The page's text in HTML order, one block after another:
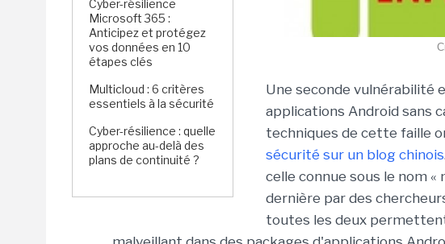
Cyber-résilience
Microsoft 365 :
Anticipez et protégez
vos données en 10
étapes clés
Multicloud : 6 critères
essentiels à la sécurité
Cyber-résilience : quelle
approche au-delà des
plans de continuité ?
Une seconde vulnérabilité
applications Android sans
techniques de cette faille
sécurité sur un blog chinois
celle connue sous le nom «
dernière par des
toutes les deux